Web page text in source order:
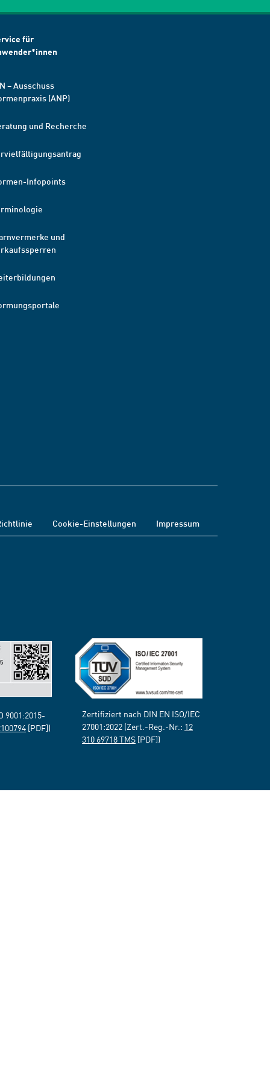
für
– Ausschuss
(ANP)
und Recherche
Infopoints
und
Cookie-Einstellungen Impressum
9001:2015-
[PDF])
Zertifiziert nach DIN EN ISO/IEC
27001:2022 (Zert.-Reg.-Nr.: 12
310 69718 TMS [PDF])